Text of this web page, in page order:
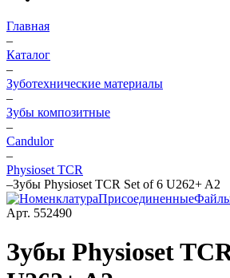
Главная
–
Каталог
–
Зуботехнические материалы
–
Зубы композитные
–
Candulor
–
Physioset TCR
–Зубы Physioset TCR Set of 6 U262+ A2
Арт. 552490
Зубы Physioset